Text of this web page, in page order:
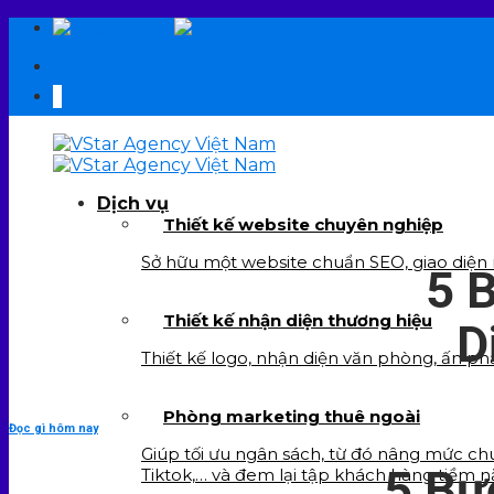
Skip
content
Dịch vụ
Thiết kế website chuyên nghiệp
Sở hữu một website chuẩn SEO, giao
Thiết kế nhận diện thương hiệu
Thiết kế logo, nhận diện văn phòng, ấn
Phòng marketing thuê ngoài
Giúp tối ưu ngân sách, từ đó nâng mức
Tiktok,… và đem lại tập khách hàng tiềm
5
Đọc gì hôm nay